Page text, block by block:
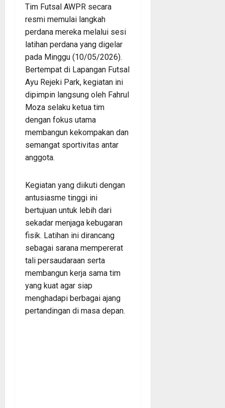
Tim Futsal AWPR secara
resmi memulai langkah
perdana mereka melalui sesi
latihan perdana yang digelar
pada Minggu (10/05/2026).
Bertempat di Lapangan Futsal
Ayu Rejeki Park, kegiatan ini
dipimpin langsung oleh Fahrul
Moza selaku ketua tim
dengan fokus utama
membangun kekompakan dan
semangat sportivitas antar
anggota.
Kegiatan yang diikuti dengan
antusiasme tinggi ini
bertujuan untuk lebih dari
sekadar menjaga kebugaran
fisik. Latihan ini dirancang
sebagai sarana mempererat
tali persaudaraan serta
membangun kerja sama tim
yang kuat agar siap
menghadapi berbagai ajang
pertandingan di masa depan.